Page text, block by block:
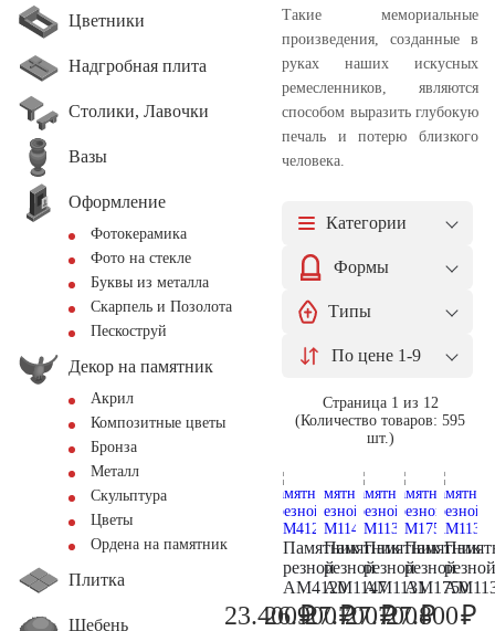
Цветники
Надгробная плита
Столики, Лавочки
Вазы
Оформление
Фотокерамика
Фото на стекле
Буквы из металла
Скарпель и Позолота
Пескоструй
Декор на памятник
Акрил
Композитные цветы
Бронза
Металл
Скульптура
Цветы
Ордена на памятник
Плитка
Щебень
Такие мемориальные
произведения, созданные в
руках наших искусных
ремесленников, являются
способом выразить глубокую
печаль и потерю близкого
человека.
Категории
Формы
Типы
По цене 1-9
Страница 1 из 12
(Количество товаров: 595
шт.)
Памятник
резной
AM4120
24.600
23.400₽
Памятник
резной
AM1147
28.300
26.900₽
Памятник
резной
AM1131
29.200
27.700₽
Памятник
резной
AM1750
29.200
27.700₽
27.800₽